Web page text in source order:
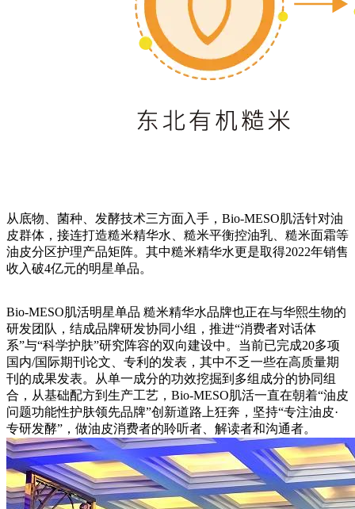
从底物、菌种、发酵技术三方面入手，Bio-MESO肌活针对油
皮群体，接连打造糙米精华水、糙米平衡控油乳、糙米面霜等
油皮分区护理产品矩阵。其中糙米精华水更是取得2022年销售
收入破4亿元的明星单品。
Bio-MESO肌活明星单品 糙米精华水品牌也正在与华熙生物的
研发团队，结成品牌研发协同小组，推进“消费者对话体
系”与“科学护肤”研究阵容的双向建设中。当前已完成20多项
国内/国际期刊论文、专利的发表，其中不乏一些在高质量期
刊的成果发表。从单一成分的功效挖掘到多组成分的协同组
合，从基础配方到生产工艺，Bio-MESO肌活一直在朝着“油皮
问题功能性护肤领先品牌”创新道路上狂奔，坚持“专注油皮·
专研发酵”，做油皮消费者的聆听者、解读者和沟通者。